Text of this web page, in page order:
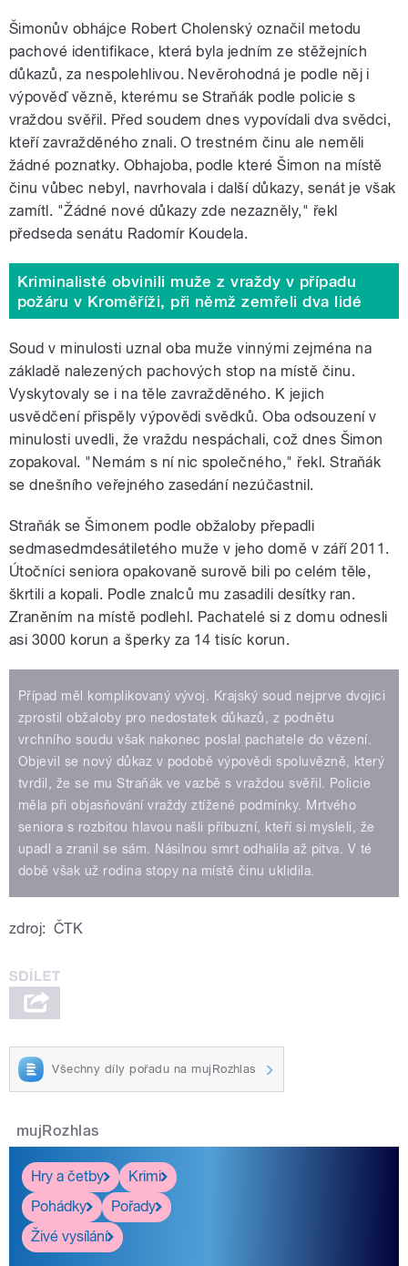
Šimonův obhájce Robert Cholenský označil metodu
pachové identifikace, která byla jedním ze stěžejních
důkazů, za nespolehlivou. Nevěrohodná je podle něj i
výpověď vězně, kterému se Straňák podle policie s
vraždou svěřil. Před soudem dnes vypovídali dva svědci,
kteří zavražděného znali. O trestném činu ale neměli
žádné poznatky. Obhajoba, podle které Šimon na místě
činu vůbec nebyl, navrhovala i další důkazy, senát je však
zamítl. "Žádné nové důkazy zde nezazněly," řekl
předseda senátu Radomír Koudela.
Kriminalisté obvinili muže z vraždy v případu
požáru v Kroměříži, při němž zemřeli dva lidé
Soud v minulosti uznal oba muže vinnými zejména na
základě nalezených pachových stop na místě činu.
Vyskytovaly se i na těle zavražděného. K jejich
usvědčení přispěly výpovědi svědků. Oba odsouzení v
minulosti uvedli, že vraždu nespáchali, což dnes Šimon
zopakoval. "Nemám s ní nic společného," řekl. Straňák
se dnešního veřejného zasedání nezúčastnil.
Straňák se Šimonem podle obžaloby přepadli
sedmasedmdesátiletého muže v jeho domě v září 2011.
Útočníci seniora opakovaně surově bili po celém těle,
škrtili a kopali. Podle znalců mu zasadili desítky ran.
Zraněním na místě podlehl. Pachatelé si z domu odnesli
asi 3000 korun a šperky za 14 tisíc korun.
Případ měl komplikovaný vývoj. Krajský soud nejprve dvojici
zprostil obžaloby pro nedostatek důkazů, z podnětu
vrchního soudu však nakonec poslal pachatele do vězení.
Objevil se nový důkaz v podobě výpovědi spoluvězně, který
tvrdil, že se mu Straňák ve vazbě s vraždou svěřil. Policie
měla při objasňování vraždy ztížené podmínky. Mrtvého
seniora s rozbitou hlavou našli příbuzní, kteří si mysleli, že
upadl a zranil se sám. Násilnou smrt odhalila až pitva. V té
době však už rodina stopy na místě činu uklidila.
zdroj: ČTK
Všechny díly pořadu na mujRozhlas
mujRozhlas
Hry a četby
Krimi
Pohádky
Pořady
Živé vysílání